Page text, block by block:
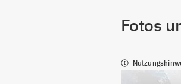
Fotos